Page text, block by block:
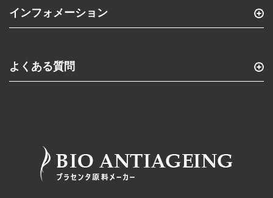
インフォメーション
よくある質問